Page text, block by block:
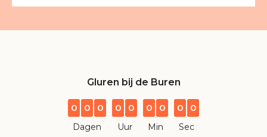
Gluren bij de Buren
0 0 0
Dagen
0 0
Uur
0 0
Min
0 0
Sec